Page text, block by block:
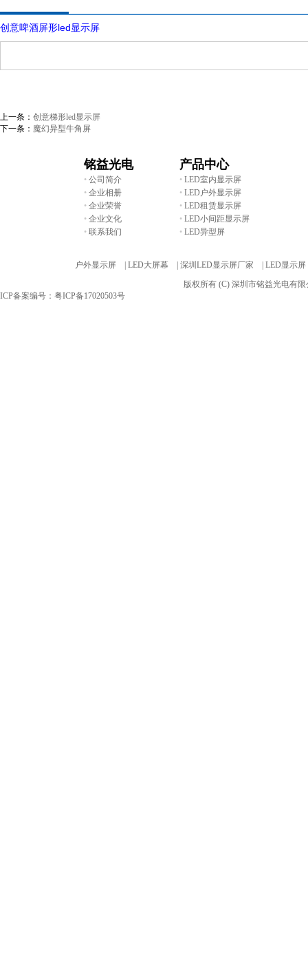
创意啤酒屏形led显示屏
上一条： 创意梯形led显示屏
下一条： 魔幻异型牛角屏
铭益光电 产品中心
• 公司简介 • LED室内显示屏
• 企业相册 • LED户外显示屏
• 企业荣誉 • LED租赁显示屏
• 企业文化 • LED小间距显示屏
• 联系我们 • LED异型屏
户外显示屏 | LED大屏幕 | 深圳LED显示屏厂家 |
LED显示
版权所有 (C) 深圳市铭益光电有
ICP备案编号：粤ICP备17020503号